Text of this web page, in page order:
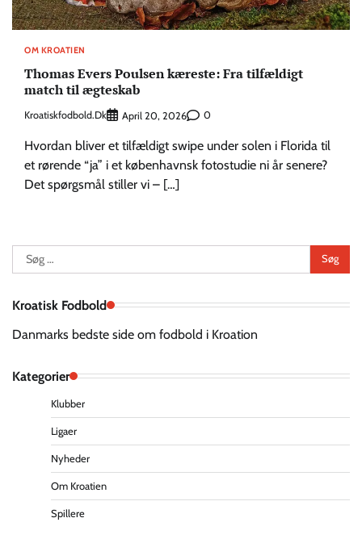
OM KROATIEN
Thomas Evers Poulsen kæreste: Fra tilfældigt
match til ægteskab
Kroatiskfodbold.dk April 20, 2026 0
Hvordan bliver et tilfældigt swipe under solen i Florida til
et rørende “ja” i et københavnsk fotostudie ni år senere?
Det spørgsmål stiller vi – […]
Søg
efter:
Kroatisk Fodbold
Danmarks bedste side om fodbold i Kroation
Kategorier
Klubber
Ligaer
Nyheder
Om Kroatien
Spillere